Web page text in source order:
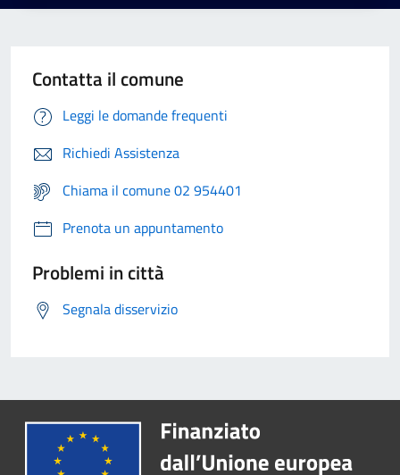
Contatta il comune
Leggi le domande frequenti
Richiedi Assistenza
Chiama il comune 02 954401
Prenota un appuntamento
Problemi in città
Segnala disservizio